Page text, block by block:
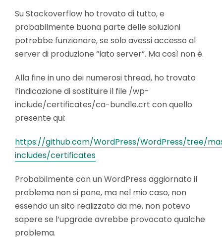
Su Stackoverflow ho trovato di tutto, e
probabilmente buona parte delle soluzioni
potrebbe funzionare, se solo avessi accesso al
server di produzione “lato server”. Ma così non è.
Alla fine in uno dei numerosi thread, ho trovato
l’indicazione di sostituire il file /wp-
include/certificates/ca-bundle.crt con quello
presente qui:
https://github.com/WordPress/WordPress/tree/
includes/certificates
Probabilmente con un WordPress aggiornato il
problema non si pone, ma nel mio caso, non
essendo un sito realizzato da me, non potevo
sapere se l’upgrade avrebbe provocato qualche
problema.